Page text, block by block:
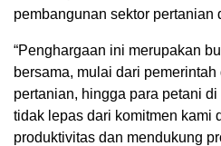
pembangunan sektor pertanian
“Penghargaan ini merupakan
bersama, mulai dari
pertanian, hingga para petani
tidak lepas dari komitmen kami
produktivitas dan mendukung